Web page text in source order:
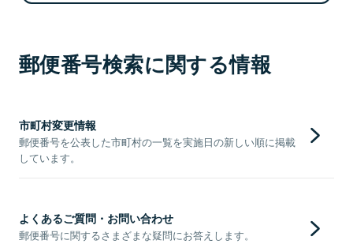
郵便番号検索に関する情報
市町村変更情報
郵便番号を公表した市町村の一覧を実施日の新しい順に掲載
しています。
よくあるご質問・お問い合わせ
郵便番号に関するさまざまな疑問にお答えします。